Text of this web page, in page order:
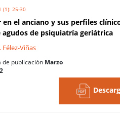
(1): 25-30
el anciano y sus perfiles
agudos de psiquiatría geriátrica
Félez-Viñas
de publicación Marzo